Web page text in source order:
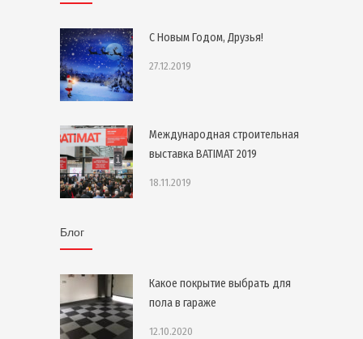
С Новым Годом, Друзья!
27.12.2019
Международная строительная
выставка BATIMAT 2019
18.11.2019
Блог
Какое покрытие выбрать для
пола в гараже
12.10.2020